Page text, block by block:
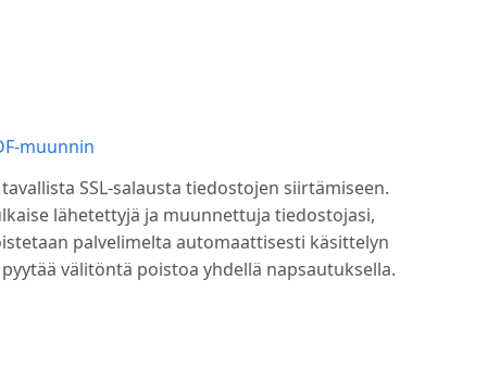
muunnin
SSL-salausta tiedostojen siirtämiseen.
lähetettyjä ja muunnettuja tiedostojasi,
palvelimelta automaattisesti käsittelyn
välitöntä poistoa yhdellä napsautuksella.